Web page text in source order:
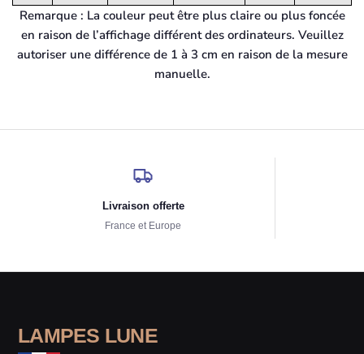
Remarque : La couleur peut être plus claire ou plus foncée
en raison de l’affichage différent des ordinateurs. Veuillez
autoriser une différence de 1 à 3 cm en raison de la mesure
manuelle.
Livraison offerte
France et Europe
LAMPES LUNE